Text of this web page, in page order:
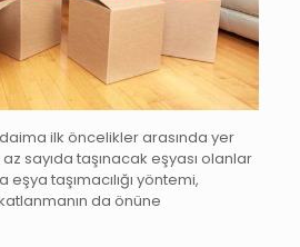
ilk öncelikler arasında yer
sayıda taşınacak eşyası olanlar
taşımacılığı yöntemi,
da önüne